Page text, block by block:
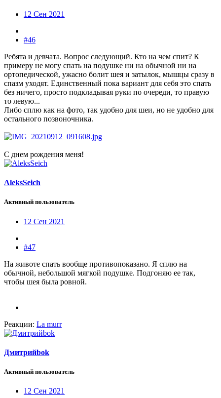
12 Сен 2021
#46
Ребята и девчата. Вопрос следующий. Кто на чем спит? К
примеру не могу спать на подушке ни на обычной ни на
ортопедической, ужасно болит шея и затылок, мышцы сразу в
спазм уходят. Единственный пока вариант для себя это спать
без ничего, просто подкладывая руки по очереди, то правую
то левую...
Либо сплю как на фото, так удобно для шеи, но не удобно для
остального позвоночника.
С днем рождения меня!
AleksSeich
Активный пользователь
12 Сен 2021
#47
На животе спать вообще противопоказано. Я сплю на
обычной, небольшой мягкой подушке. Подгоняю ее так,
чтобы шея была ровной.
Реакции: La murr
Дмитрийbok
Активный пользователь
12 Сен 2021